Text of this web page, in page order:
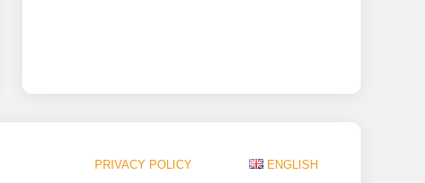
PRIVACY POLICY ENGLISH